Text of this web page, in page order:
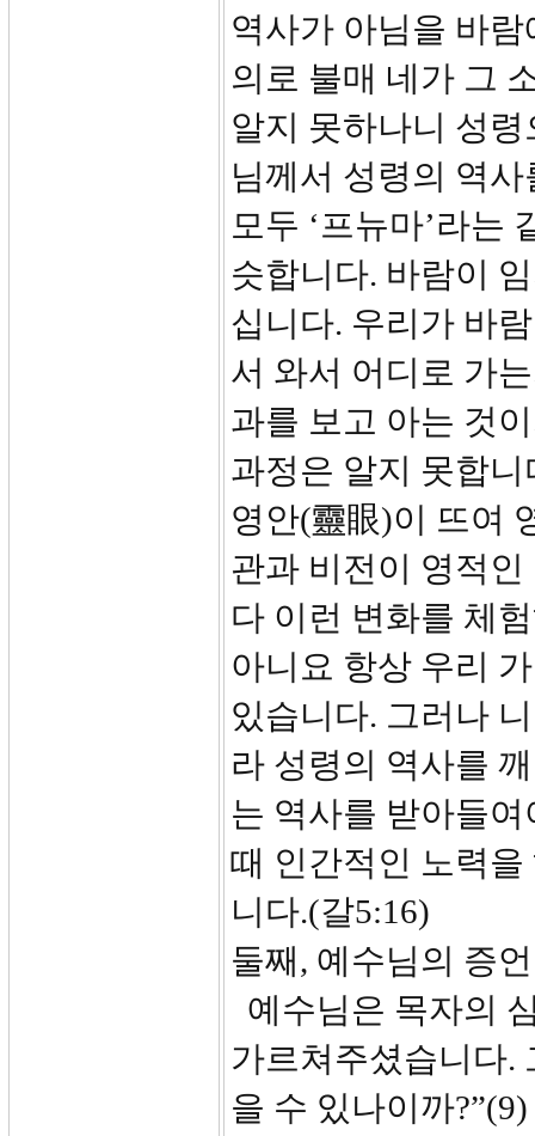
역사가 아님을 바
의로 불매 네가 그
알지 못하나니 성
님께서 성령의 역
모두 ‘프뉴마’라는
슷합니다. 바람이
십니다. 우리가 바
서 와서 어디로 가
과를 보고 아는 것
과정은 알지 못합
영안(靈眼)이 뜨여
관과 비전이 영적
다 이런 변화를 체
아니요 항상 우리
있습니다. 그러나
라 성령의 역사를
는 역사를 받아들
때 인간적인 노력
니다.(갈5:16)
둘째, 예수님의 증
예수님은 목자의
가르쳐주셨습니다.
을 수 있나이까